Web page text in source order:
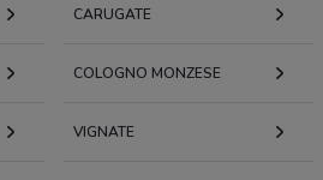
CARUGATE
COLOGNO MONZESE
VIGNATE